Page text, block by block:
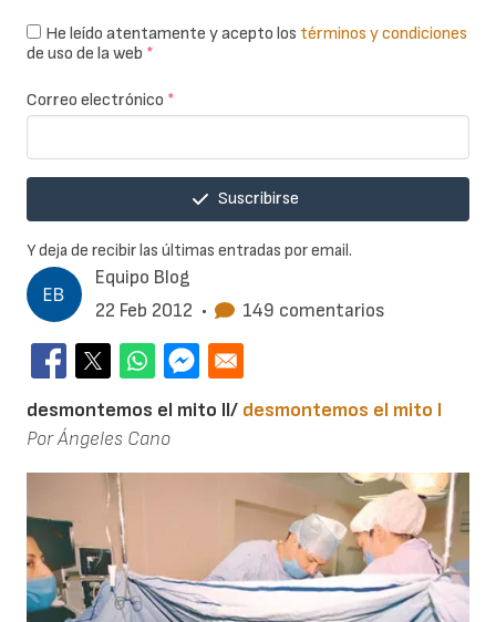
Equipo Blog
22 Feb 2012 • 149 comentarios
desmontemos el mito II/ desmontemos el mito I
Por Ángeles Cano
He leído atentamente y acepto los términos y condiciones
de uso de la web *
Correo electrónico *
Suscribirse
Y deja de recibir las últimas entradas por email.